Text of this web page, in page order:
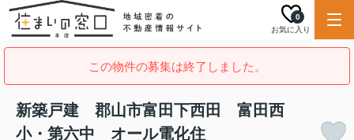
お気に入り
0
この物件の募集は終了しました。
新築戸建 郡山市富田下西田 富田西
小・第六中 オール電化住